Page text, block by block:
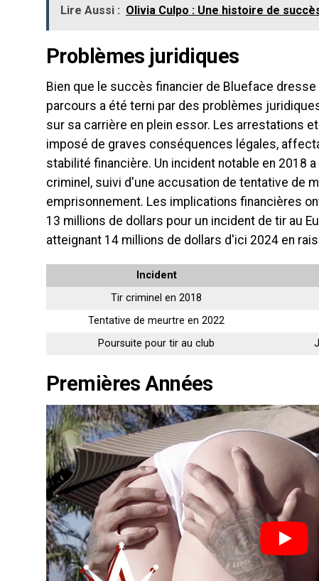
Lire Aussi : Olivia Culpo : Une histoire de
Problèmes juridiques
Bien que le succès financier de Blueface
parcours a été terni par des problèmes
sur sa carrière en plein essor. Les arrestations
imposé de graves conséquences légales,
stabilité financière. Un incident notable en 2018
criminel, suivi d'une accusation de tentative de
emprisonnement. Les implications financières
13 millions de dollars pour un incident de tir au
atteignant 14 millions de dollars d'ici 2024 en
Incident
Tir criminel en 2018
Tentative de meurtre en 2022
Poursuite pour tir au club
Premières Années